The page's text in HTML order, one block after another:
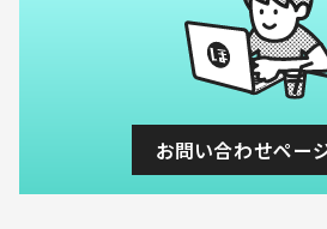
お問い合わせペー